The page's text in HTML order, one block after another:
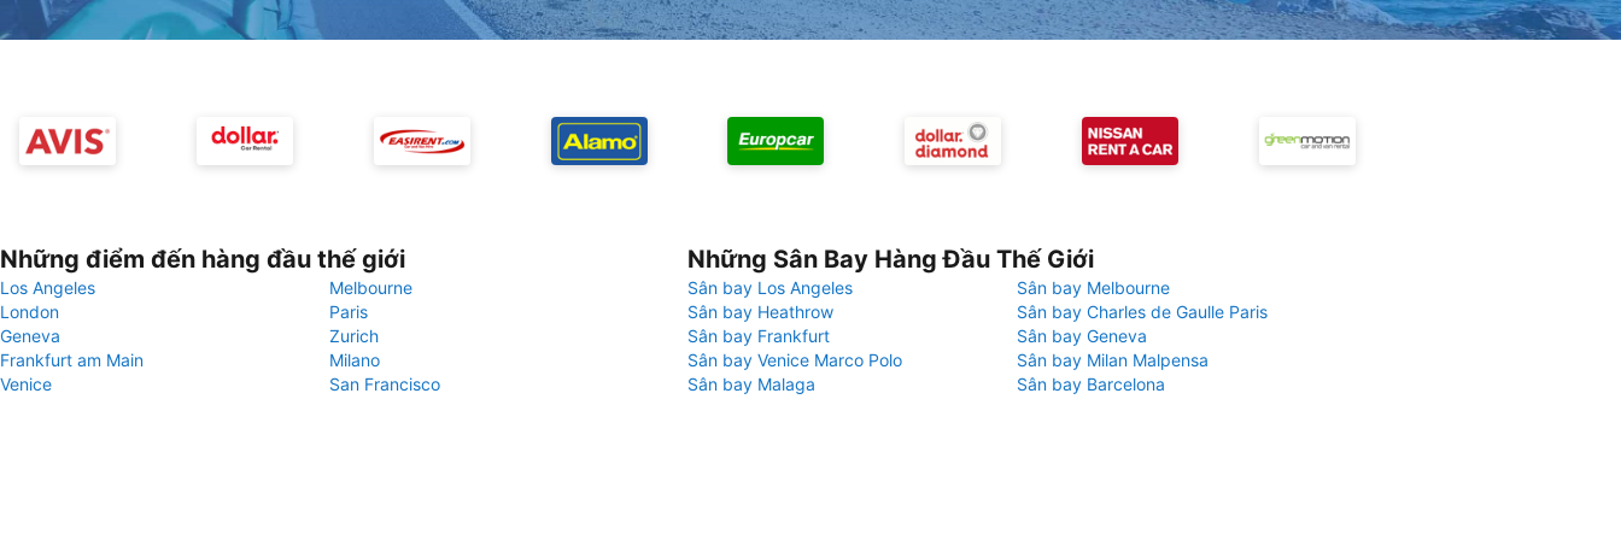
Những điểm đến hàng đầu thế giới
Los Angeles
Melbourne
London
Paris
Geneva
Zurich
Frankfurt am Main
Milano
Venice
San Francisco
Những Sân Bay Hàng Đầu Thế Giới
Sân bay Los Angeles
Sân bay Melbourne
Sân bay Heathrow
Sân bay Charles de Gaulle Paris
Sân bay Frankfurt
Sân bay Geneva
Sân bay Venice Marco Polo
Sân bay Milan Malpensa
Sân bay Malaga
Sân bay Barcelona